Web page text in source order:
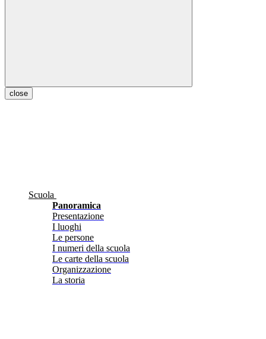
close
Scuola
Panoramica
Presentazione
I luoghi
Le persone
I numeri della scuola
Le carte della scuola
Organizzazione
La storia